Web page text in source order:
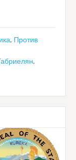
, Против
,